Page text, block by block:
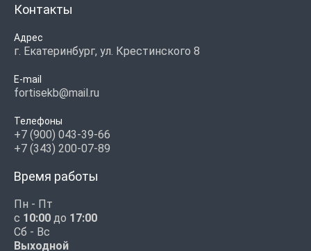
Контакты
Адрес
г. Екатеринбург, ул. Крестинского 8
E-mail
fortisekb@mail.ru
Телефоны
+7 (900) 043-39-66
+7 (343) 200-07-89
Время работы
Пн - Пт
с 10:00 до 17:00
Сб - Вс
Выходной